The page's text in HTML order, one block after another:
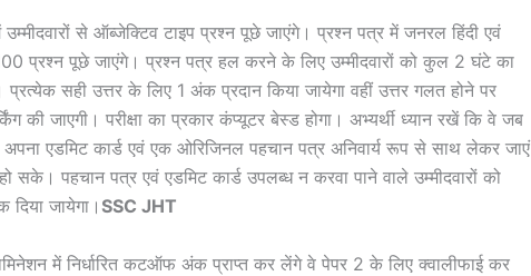
से ऑब्जेक्टिव टाइप प्रश्न पूछे जाएंगे। प्रश्न पत्र में जनरल हिंदी एवं
प्रश्न पूछे जाएंगे। प्रश्न पत्र हल करने के लिए उम्मीदवारों को कुल 2 घंटे का
प्रत्येक सही उत्तर के लिए 1 अंक प्रदान किया जायेगा वहीं उत्तर गलत होने पर
की जाएगी। परीक्षा का प्रकार कंप्यूटर बेस्ड होगा। अभ्यर्थी ध्यान रखें कि वे जब
अपना एडमिट कार्ड एवं एक ओरिजिनल पहचान पत्र अनिवार्य रूप से साथ लेकर जाएं
सके। पहचान पत्र एवं एडमिट कार्ड उपलब्ध न करवा पाने वाले उम्मीदवारों को
दिया जायेगा। SSC JHT
में निर्धारित कटऑफ अंक प्राप्त कर लेंगे वे पेपर 2 के लिए क्वालीफाई कर